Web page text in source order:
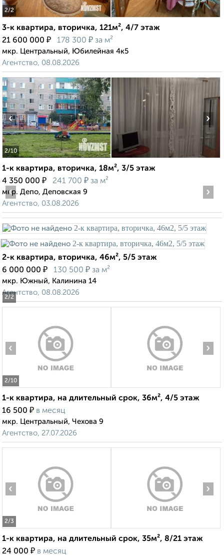
2/2
3-к квартира, вторичка, 121м², 4/7 этаж
21 600 000 ₽ 178 300 ₽ за м²
мкр. Центральный, Юбилейная 4к5
Агентство, 08.08.2026
2/10
‹ ›
1-к квартира, вторичка, 18м², 3/5 этаж
4 350 000 ₽ 241 700 ₽ за м²
мкр. Депо, Деповская 9
Агентство, 03.08.2026
2/2
‹ ›
2-к квартира, вторичка, 46м², 5/5 этаж
6 000 000 ₽ 130 500 ₽ за м²
мкр. Южный, Калинина 14
Агентство, 08.08.2026
2/10
‹ ›
1-к квартира, на длительный срок, 36м², 4/5 этаж
16 500 ₽ в месяц
мкр. Центральный, Чехова 9
Агентство, 27.07.2026
2/3
‹ ›
1-к квартира, на длительный срок, 35м², 8/21 этаж
24 000 ₽ в месяц